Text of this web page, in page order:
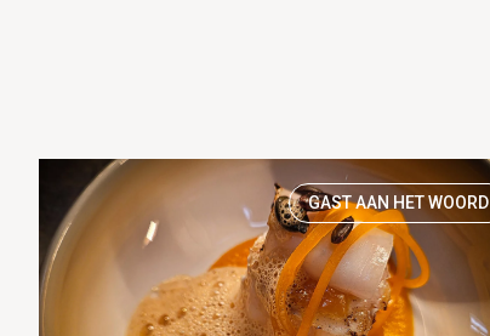
GAST AAN HET WOORD